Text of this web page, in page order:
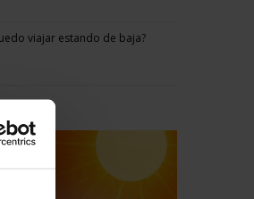
viajar estando de baja?